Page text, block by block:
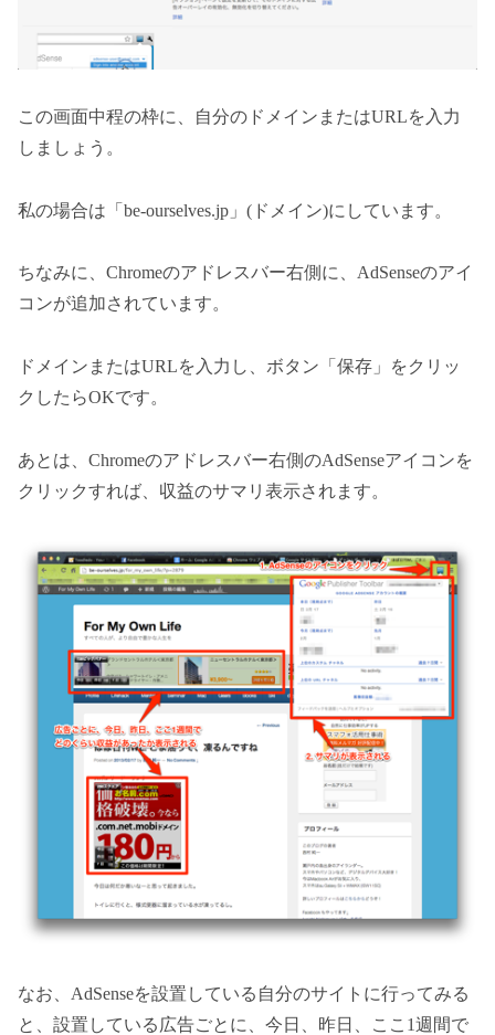
この画面中程の枠に、自分のドメインまたはURLを入力
しましょう。
私の場合は「be-ourselves.jp」(ドメイン)にしています。
ちなみに、Chromeのアドレスバー右側に、AdSenseのアイ
コンが追加されています。
ドメインまたはURLを入力し、ボタン「保存」をクリッ
クしたらOKです。
あとは、Chromeのアドレスバー右側のAdSenseアイコンを
クリックすれば、収益のサマリ表示されます。
なお、AdSenseを設置している自分のサイトに行ってみる
と、設置している広告ごとに、今日、昨日、ここ1週間で